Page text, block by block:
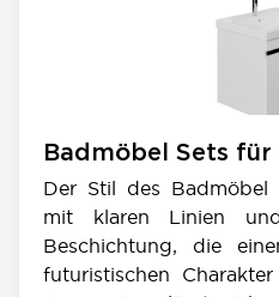
Badmöbel Sets für
Der Stil des
mit klaren Linien
Beschichtung, die
futuristischen